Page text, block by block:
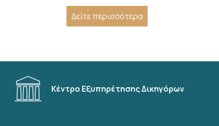
Δείτε περισσότερα
Κέντρο Εξυπηρέτησης Δικηγόρων